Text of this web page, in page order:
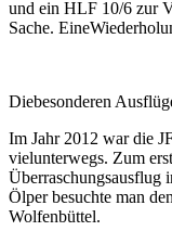
und ein HLF 10/6 zur
Sache.
Diebesonderen
Im Jahr 2012 war die
vielunterwegs. Zum
Überraschungsausflug
Ölper besuchte man
Wolfenbüttel.